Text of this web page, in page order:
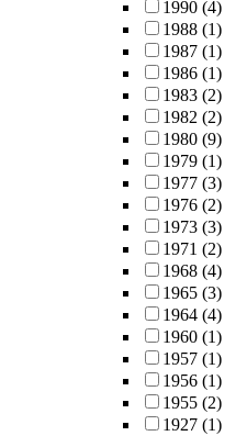
1990 (4)
1988 (1)
1987 (1)
1986 (1)
1983 (2)
1982 (2)
1980 (9)
1979 (1)
1977 (3)
1976 (2)
1973 (3)
1971 (2)
1968 (4)
1965 (3)
1964 (4)
1960 (1)
1957 (1)
1956 (1)
1955 (2)
1927 (1)